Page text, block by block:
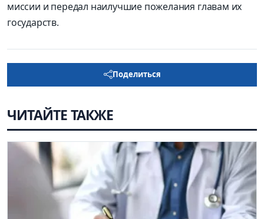
миссии и передал наилучшие пожелания главам их
государств.
Поделиться
ЧИТАЙТЕ ТАКЖЕ